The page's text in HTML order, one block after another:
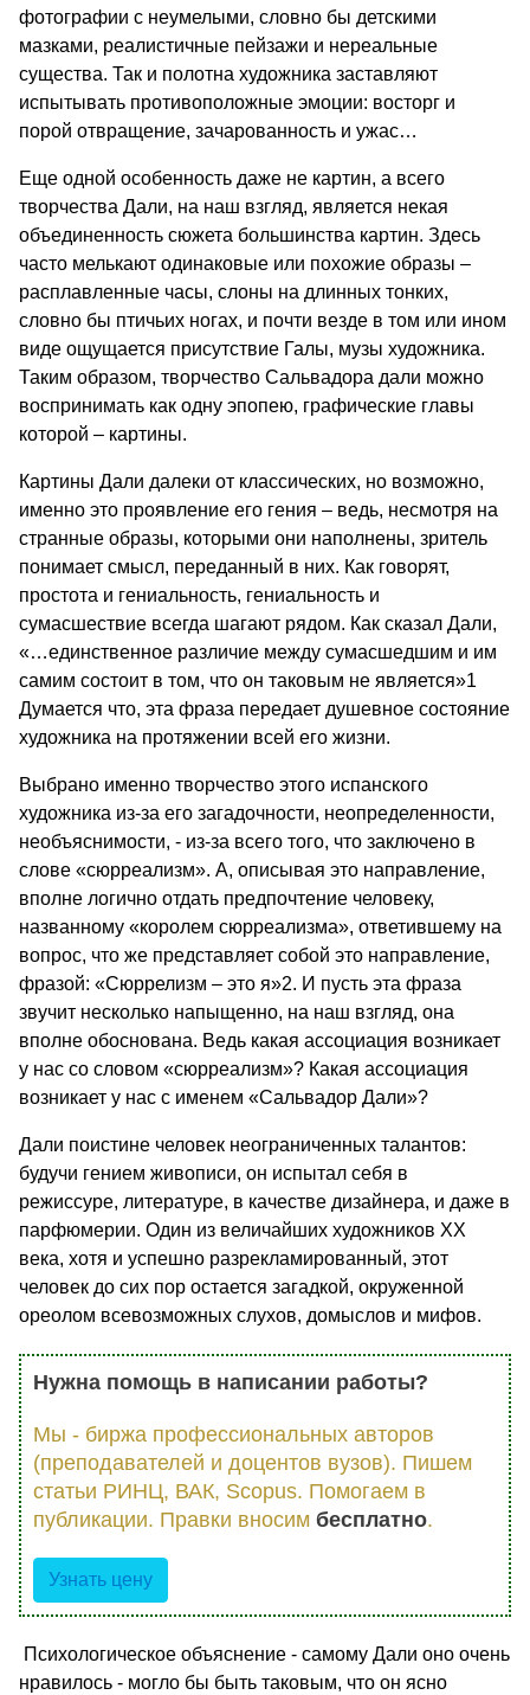
фотографии с неумелыми, словно бы детскими
мазками, реалистичные пейзажи и нереальные
существа. Так и полотна художника заставляют
испытывать противоположные эмоции: восторг и
порой отвращение, зачарованность и ужас…
Еще одной особенность даже не картин, а всего
творчества Дали, на наш взгляд, является некая
объединенность сюжета большинства картин. Здесь
часто мелькают одинаковые или похожие образы –
расплавленные часы, слоны на длинных тонких,
словно бы птичьих ногах, и почти везде в том или ином
виде ощущается присутствие Галы, музы художника.
Таким образом, творчество Сальвадора дали можно
воспринимать как одну эпопею, графические главы
которой – картины.
Картины Дали далеки от классических, но возможно,
именно это проявление его гения – ведь, несмотря на
странные образы, которыми они наполнены, зритель
понимает смысл, переданный в них. Как говорят,
простота и гениальность, гениальность и
сумасшествие всегда шагают рядом. Как сказал Дали,
«…единственное различие между сумасшедшим и им
самим состоит в том, что он таковым не является»1
Думается что, эта фраза передает душевное состояние
художника на протяжении всей его жизни.
Выбрано именно творчество этого испанского
художника из-за его загадочности, неопределенности,
необъяснимости, - из-за всего того, что заключено в
слове «сюрреализм». А, описывая это направление,
вполне логично отдать предпочтение человеку,
названному «королем сюрреализма», ответившему на
вопрос, что же представляет собой это направление,
фразой: «Сюррелизм – это я»2. И пусть эта фраза
звучит несколько напыщенно, на наш взгляд, она
вполне обоснована. Ведь какая ассоциация возникает
у нас со словом «сюрреализм»? Какая ассоциация
возникает у нас с именем «Сальвадор Дали»?
Дали поистине человек неограниченных талантов:
будучи гением живописи, он испытал себя в
режиссуре, литературе, в качестве дизайнера, и даже в
парфюмерии. Один из величайших художников ХХ
века, хотя и успешно разрекламированный, этот
человек до сих пор остается загадкой, окруженной
ореолом всевозможных слухов, домыслов и мифов.
Нужна помощь в написании работы?
Мы - биржа профессиональных авторов
(преподавателей и доцентов вузов). Пишем
статьи РИНЦ, ВАК, Scopus. Помогаем в
публикации. Правки вносим бесплатно.
Узнать цену
Психологическое объяснение - самому Дали оно очень
нравилось - могло бы быть таковым, что он ясно